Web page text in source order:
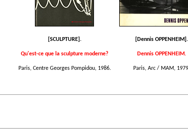
[SCULPTURE].
Qu'est-ce que la sculpture moderne?
Paris, Centre Georges Pompidou, 1986.
[Dennis OPPENHEIM].
Dennis OPPENHEIM.
Paris, Arc / MAM,